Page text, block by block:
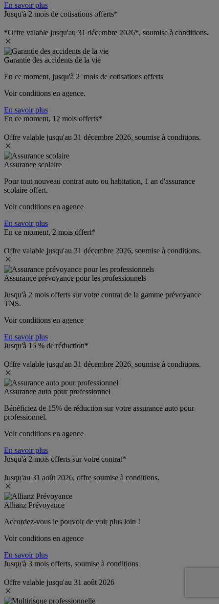
En savoir plus
Jusqu'à 2 mois de cotisations offerts*
*Offre valable jusqu'au 31 décembre 2026*, soumise à conditions.
Garantie des accidents de la vie
En ce moment, jusqu'à 2  mois de cotisations offerts
Voir conditions en agence.
En savoir plus
En ce moment, 12 mois offerts*
Offre valable jusqu'au 31 décembre 2026, soumise à conditions.
Assurance scolaire
Pour tout nouveau contrat auto ou habitation, 1 an d'assurance
scolaire offert.
Voir conditions en agence
En savoir plus
En ce moment, 2 mois offert*
Offre valable jusqu'au 31 décembre 2026, soumise à conditions.
Assurance prévoyance pour les professionnels
Jusqu'à 2 mois offerts sur votre contrat de la gamme prévoyance
TNS.
Voir conditions en agence
En savoir plus
Jusqu'à 15 % de réduction*
Offre valable jusqu'au 31 décembre 2026, soumise à conditions.
Assurance auto pour professionnel
Bénéficiez de 15% de réduction sur votre assurance auto pour
professionnel.
Voir conditions en agence
En savoir plus
Jusqu'à 2 mois offerts sur votre contrat*
Jusqu'au 31 août 2026, offre soumise à conditions.
Allianz Prévoyance
Accordez-vous le pouvoir de voir plus loin !
Voir conditions en agence
En savoir plus
Jusqu'à 3 mois offerts, soumise à conditions
Offre valable jusqu'au 31 août 2026